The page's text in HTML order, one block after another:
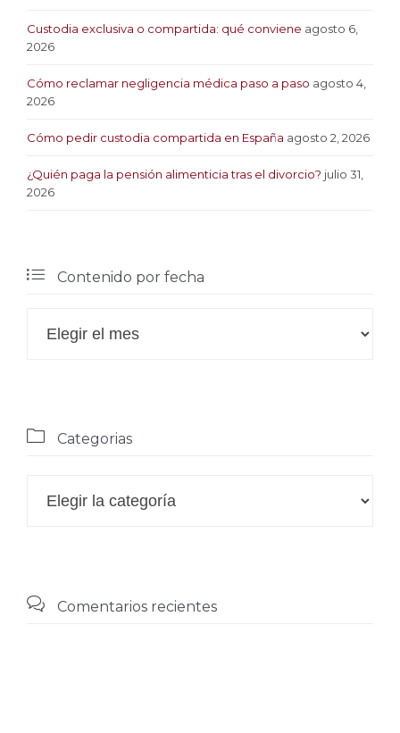
Custodia exclusiva o compartida: qué conviene agosto 6,
2026
Cómo reclamar negligencia médica paso a paso agosto 4,
2026
Cómo pedir custodia compartida en España agosto 2, 2026
¿Quién paga la pensión alimenticia tras el divorcio? julio 31,
2026
 Contenido por fecha
Contenido
 Categorias
Categorias
 Comentarios recientes